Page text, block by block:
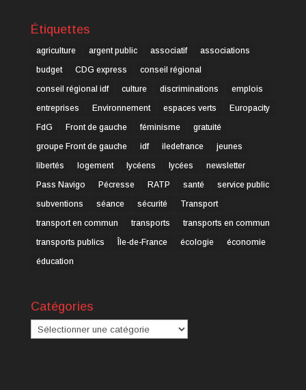
Étiquettes
agriculture argent public associatif
associations
budget
CDG express
conseil régional
conseil régional idf
culture discriminations
emplois
entreprises
Environnement espaces verts
Europacity
FdG
Front de gauche féminisme
gratuité
groupe Front de gauche
idf iledefrance
jeunes
libertés
logement lycéens lycées
newsletter
Pass Navigo
Pécresse RATP santé
service public
subventions
séance sécurité
Transport
transport en commun
transports
transports en commun
transports publics
Île-de-France écologie
économie
éducation
Catégories
Catégories